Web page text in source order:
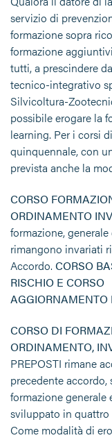
servizio di
formazione sopra
formazione
tutti, a prescindere
tecnico-integrativo
Silvicoltura-
possibile erogare la
learning. Per i corsi
quinquennale, con
prevista anche la
CORSO
ORDINAMENTO
formazione,
rimangono invariati
Accordo. CORSO
RISCHIO E
CORSO DI
ORDINAMENTO,
PREPOSTI rimane
precedente
formazione generale
sviluppato in quattro
Come modalità di